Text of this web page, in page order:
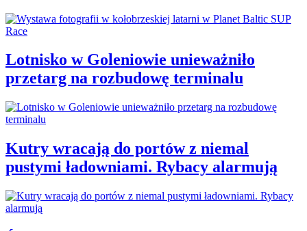
Lotnisko w Goleniowie unieważniło
przetarg na rozbudowę terminalu
Kutry wracają do portów z niemal
pustymi ładowniami. Rybacy alarmują